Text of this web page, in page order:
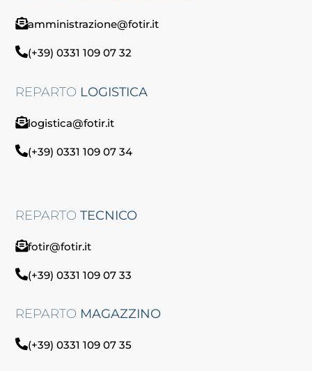
amministrazione@fotir.it
(+39) 0331 109 07 32
REPARTO LOGISTICA
logistica@fotir.it
(+39) 0331 109 07 34
REPARTOTECNICO
fotir@fotir.it
(+39) 0331 109 07 33
REPARTO MAGAZZINO
(+39) 0331 109 07 35